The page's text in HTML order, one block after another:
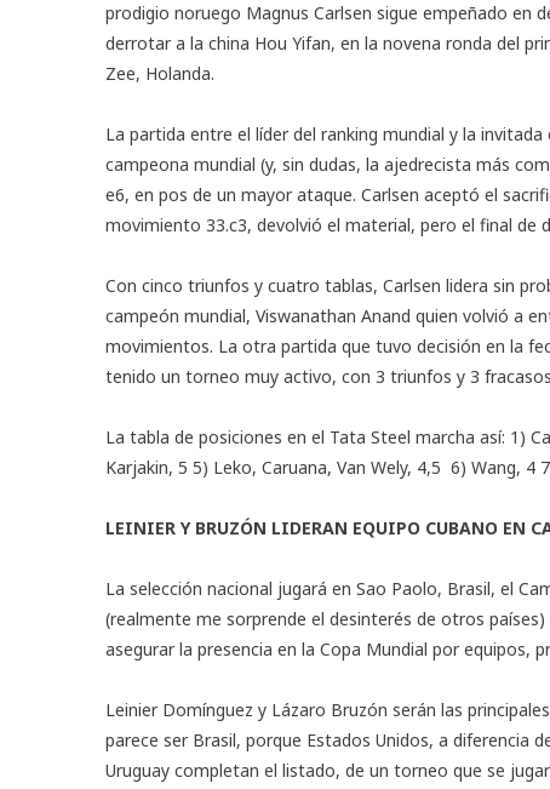
prodigio noruego Magnus Carlsen sigue empeñado en
derrotar a la china Hou Yifan, en la novena ronda del
Zee, Holanda.
La partida entre el líder del ranking mundial y la
campeona mundial (y, sin dudas, la ajedrecista más
e6, en pos de un mayor ataque. Carlsen aceptó el
movimiento 33.c3, devolvió el material, pero el final de
Con cinco triunfos y cuatro tablas, Carlsen lidera sin
campeón mundial, Viswanathan Anand quien volvió a
movimientos. La otra partida que tuvo decisión en la
tenido un torneo muy activo, con 3 triunfos y 3
La tabla de posiciones en el Tata Steel marcha así: 1)
Karjakin, 5 5) Leko, Caruana, Van Wely, 4,5 6) Wang, 4
LEINIER Y BRUZÓN LIDERAN EQUIPO CUBANO EN
La selección nacional jugará en Sao Paolo, Brasil, el
(realmente me sorprende el desinterés de otros
asegurar la presencia en la Copa Mundial por equipos,
Leinier Domínguez y Lázaro Bruzón serán las
parece ser Brasil, porque Estados Unidos, a diferencia
Uruguay completan el listado, de un torneo que se